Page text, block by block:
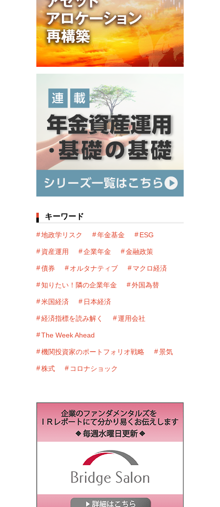
キーワード
地政学リスク 年金基金 ESG
資産運用 企業年金 金融政策
債券 オルタナティブ マクロ経済
知りたい！隣の企業年金 外国為替
米国経済 日本経済
経済指標を読み解く 運用会社
The Week Ahead
機関投資家のポートフォリオ戦略 景気
株式 コロナショック